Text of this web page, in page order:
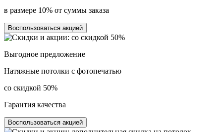
в размере 10% от суммы заказа
Воспользоваться акцией
Выгодное предложение
Натяжные потолки с фотопечатью
со скидкой 50%
Гарантия качества
Воспользоваться акцией